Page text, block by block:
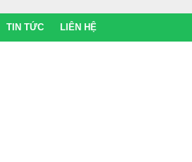
TIN TỨC LIÊN HỆ